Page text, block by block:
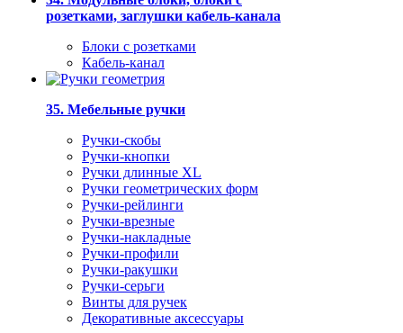
розетками, заглушки кабель-канала
Блоки с розетками
Кабель-канал
35. Мебельные ручки
Ручки-скобы
Ручки-кнопки
Ручки длинные XL
Ручки геометрических форм
Ручки-рейлинги
Ручки-врезные
Ручки-накладные
Ручки-профили
Ручки-ракушки
Ручки-серьги
Винты для ручек
Декоративные аксессуары